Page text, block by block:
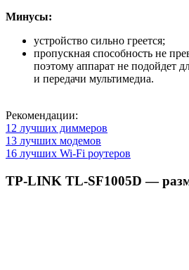
Минусы:
устройство сильно греется;
пропускная способность не
поэтому аппарат не подойдет
и передачи мультимедиа.
Рекомендации:
12 лучших диммеров
13 лучших модемов
16 лучших Wi-Fi роутеров
TP-LINK TL-SF1005D —